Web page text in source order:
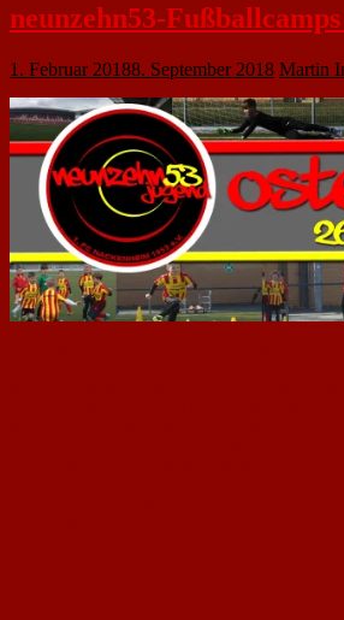
neunzehn53-Fußballcamps
1. Februar 20188. September 2018 Martin